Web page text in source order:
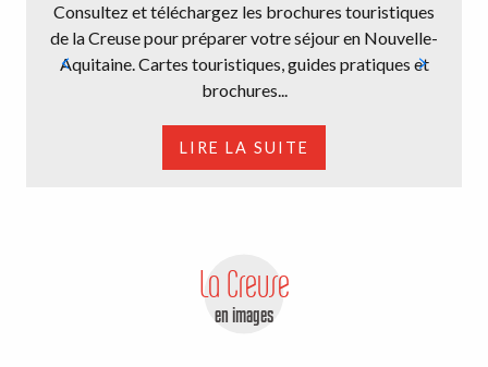
Consultez et téléchargez les brochures touristiques
de la Creuse pour préparer votre séjour en Nouvelle-
Aquitaine. Cartes touristiques, guides pratiques et
brochures...
LIRE LA SUITE
La Creuse
en images